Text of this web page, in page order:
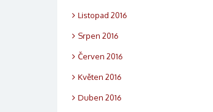
Listopad 2016
Srpen 2016
Červen 2016
Květen 2016
Duben 2016